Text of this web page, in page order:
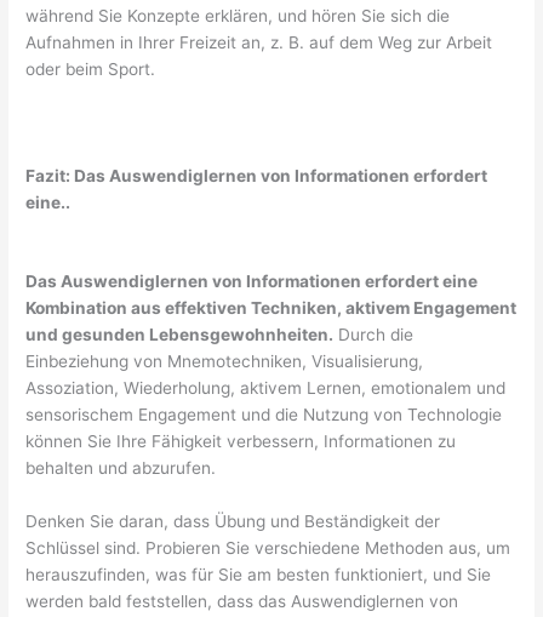
während Sie Konzepte erklären, und hören Sie sich die
Aufnahmen in Ihrer Freizeit an, z. B. auf dem Weg zur Arbeit
oder beim Sport.
Fazit: Das Auswendiglernen von Informationen erfordert
eine..
Das Auswendiglernen von Informationen erfordert eine
Kombination aus effektiven Techniken, aktivem Engagement
und gesunden Lebensgewohnheiten. Durch die
Einbeziehung von Mnemotechniken, Visualisierung,
Assoziation, Wiederholung, aktivem Lernen, emotionalem und
sensorischem Engagement und die Nutzung von Technologie
können Sie Ihre Fähigkeit verbessern, Informationen zu
behalten und abzurufen.
Denken Sie daran, dass Übung und Beständigkeit der
Schlüssel sind. Probieren Sie verschiedene Methoden aus, um
herauszufinden, was für Sie am besten funktioniert, und Sie
werden bald feststellen, dass das Auswendiglernen von